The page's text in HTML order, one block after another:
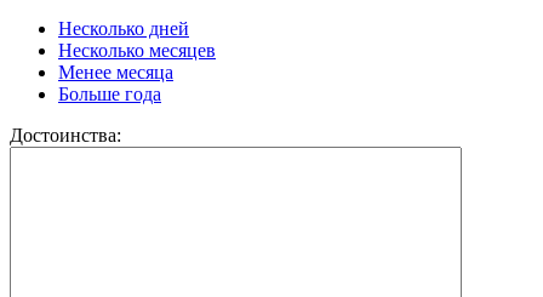
Несколько дней
Несколько месяцев
Менее месяца
Больше года
Достоинства: